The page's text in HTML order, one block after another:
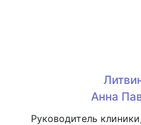
Анна
Руководитель